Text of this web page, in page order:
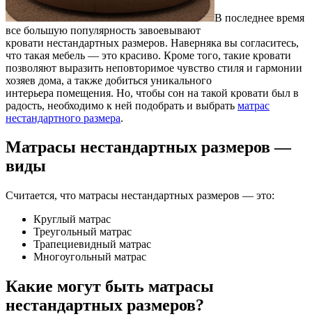
В последнее время
все большую популярность завоевывают
кровати нестандартных размеров. Наверняка вы согласитесь,
что такая мебель — это красиво. Кроме того, такие кровати
позволяют выразить неповторимое чувство стиля и гармонии
хозяев дома, а также добиться уникального
интерьера помещения. Но, чтобы сон на такой кровати был в
радость, необходимо к ней подобрать и выбрать матрас
нестандартного размера.
Матрасы нестандартных размеров —
виды
Считается, что матрасы нестандартных размеров — это:
Круглый матрас
Треугольный матрас
Трапециевидный матрас
Многоугольный матрас
Какие могут быть матрасы
нестандартных размеров?